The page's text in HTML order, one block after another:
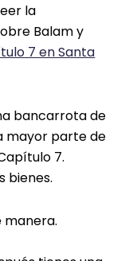
la
Balam y
7 en Santa
bancarrota de
mayor parte de
7.
bienes.
manera.